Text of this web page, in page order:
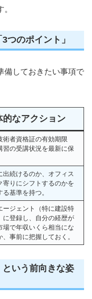
つのポイント」
備しておきたい事項で
的なアクション
術者資格証の有効期限
習の受講状況を最新に保
出続けるのか、オフィス
寄りにシフトするのかを
る基準を持つ。
ージェント（特に建設特
に登録し、自分の経歴が
場で年収いくら相当にな
、事前に把握しておく。
という前向きな姿